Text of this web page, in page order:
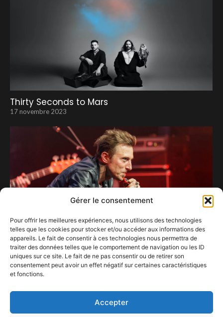
Gérer le consentement
Pour offrir les meilleures expériences, nous utilisons des technologies
telles que les cookies pour stocker et/ou accéder aux informations des
appareils. Le fait de consentir à ces technologies nous permettra de
traiter des données telles que le comportement de navigation ou les ID
uniques sur ce site. Le fait de ne pas consentir ou de retirer son
consentement peut avoir un effet négatif sur certaines caractéristiques
et fonctions.
Accepter
Thirty Seconds to Mars
17 novembre 2023
On a tous « quelque chose en nous »… de Greg
10 juin 2022